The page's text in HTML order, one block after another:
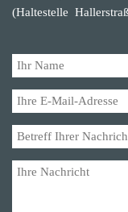
(Haltestelle